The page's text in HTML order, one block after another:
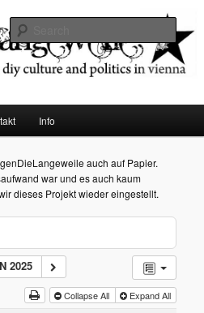
Info
auch auf Papier.
war und es auch kaum
dieses Projekt wieder eingestellt.
2025
Collapse All Expand All